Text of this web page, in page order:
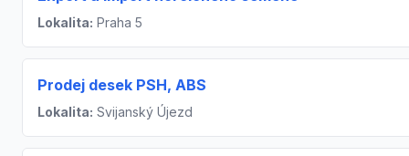
Lokalita: Praha 5
Prodej desek PSH, ABS
Lokalita: Svijanský Újezd